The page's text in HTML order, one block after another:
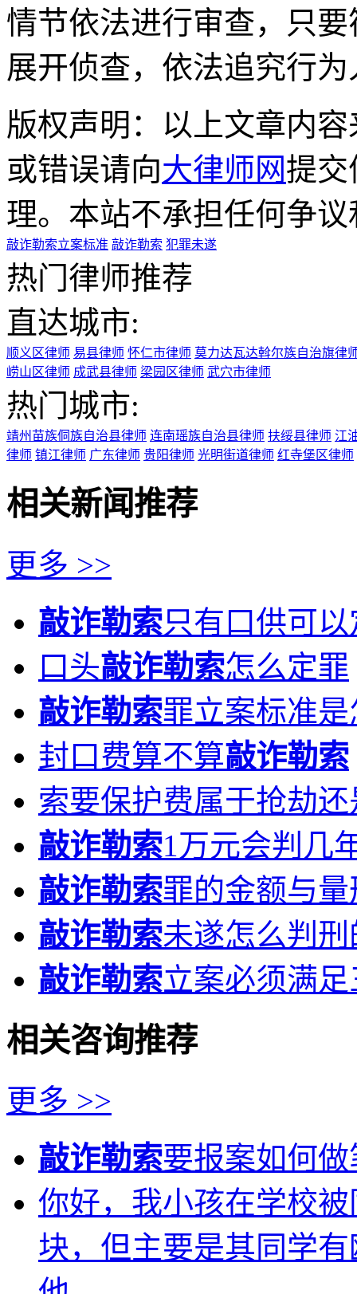
情节依法进行审查，只
展开侦查，依法追究行
版权声明：以上文章内
或错误请向大律师网提交
理。本站不承担任何争
敲诈勒索立案标准 敲诈勒索 犯罪未遂
热门律师推荐
直达城市:
顺义区律师 易县律师 怀仁市律师 莫力达瓦达斡尔族自治旗律
崂山区律师 成武县律师 梁园区律师 武穴市律师
热门城市:
靖州苗族侗族自治县律师 连南瑶族自治县律师 扶绥县律师 江
律师 镇江律师 广东律师 贵阳律师 光明街道律师 红寺堡区律师
相关新闻推荐
更多 >>
敲诈勒索只有口供可
口头敲诈勒索怎么定罪
敲诈勒索罪立案标准是
封口费算不算敲诈勒索
索要保护费属于抢劫还
敲诈勒索1万元会判几
敲诈勒索罪的金额与
敲诈勒索未遂怎么判刑
敲诈勒索立案必须满
相关咨询推荐
更多 >>
敲诈勒索要报案如何
你好，我小孩在学校被
块，但主要是其同学